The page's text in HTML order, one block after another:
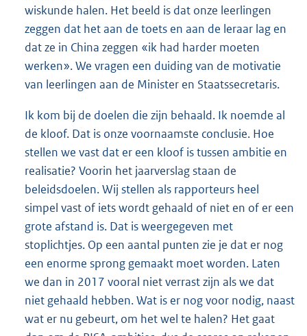
wiskunde halen. Het beeld is dat onze leerlingen
zeggen dat het aan de toets en aan de leraar lag en
dat ze in China zeggen «ik had harder moeten
werken». We vragen een duiding van de motivatie
van leerlingen aan de Minister en Staatssecretaris.
Ik kom bij de doelen die zijn behaald. Ik noemde al
de kloof. Dat is onze voornaamste conclusie. Hoe
stellen we vast dat er een kloof is tussen ambitie en
realisatie? Voorin het jaarverslag staan de
beleidsdoelen. Wij stellen als rapporteurs heel
simpel vast of iets wordt gehaald of niet en of er een
grote afstand is. Dat is weergegeven met
stoplichtjes. Op een aantal punten zie je dat er nog
een enorme sprong gemaakt moet worden. Laten
we dan in 2017 vooral niet verrast zijn als we dat
niet gehaald hebben. Wat is er nog voor nodig, naast
wat er nu gebeurt, om het wel te halen? Het gaat